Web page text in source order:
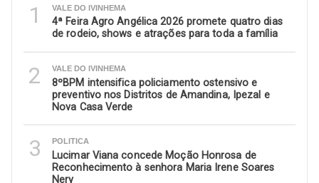
1 VALE DO IVINHEMA
4ª Feira Agro Angélica 2026 promete quatro dias
de rodeio, shows e atrações para toda a família
2 VALE DO IVINHEMA
8ºBPM intensifica policiamento ostensivo e
preventivo nos Distritos de Amandina, Ipezal e
Nova Casa Verde
3 POLITICA
Lucimar Viana concede Moção Honrosa de
Reconhecimento à senhora Maria Irene Soares
Nery